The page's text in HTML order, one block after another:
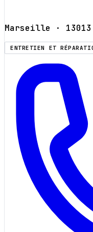
Marseille · 13013
ENTRETIEN ET